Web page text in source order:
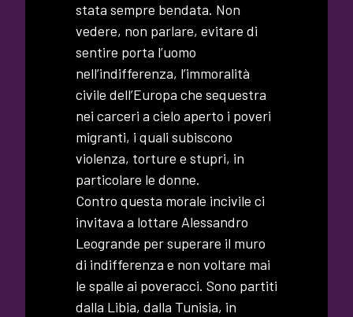
stata sempre bendata. Non
vedere, non parlare, evitare di
sentire porta l’uomo
nell’indifferenza, l’immoralità
civile dell’Europa che sequestra
nei carceri a cielo aperto i poveri
migranti, i quali subiscono
violenza, torture e stupri, in
particolare le donne.
Contro questa morale incivile ci
invitava a lottare Alessandro
Leogrande per superare il muro
di indifferenza e non voltare mai
le spalle ai poveracci. Sono partiti
dalla Libia, dalla Tunisia, in